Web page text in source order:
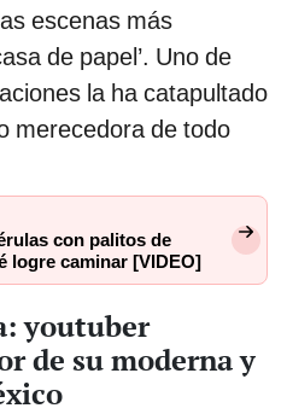
escenas más
de papel’. Uno de
la ha catapultado
merecedora de todo
con palitos de
logre caminar [VIDEO]
youtuber
de su moderna y